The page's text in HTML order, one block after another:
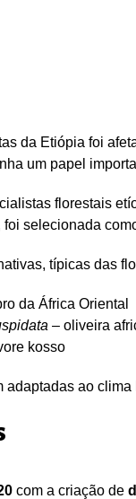
da Etiópia foi
um papel
florestais
foi selecionada
típicas das
da África Oriental
– oliveira
kosso
adaptadas ao
com a criação de